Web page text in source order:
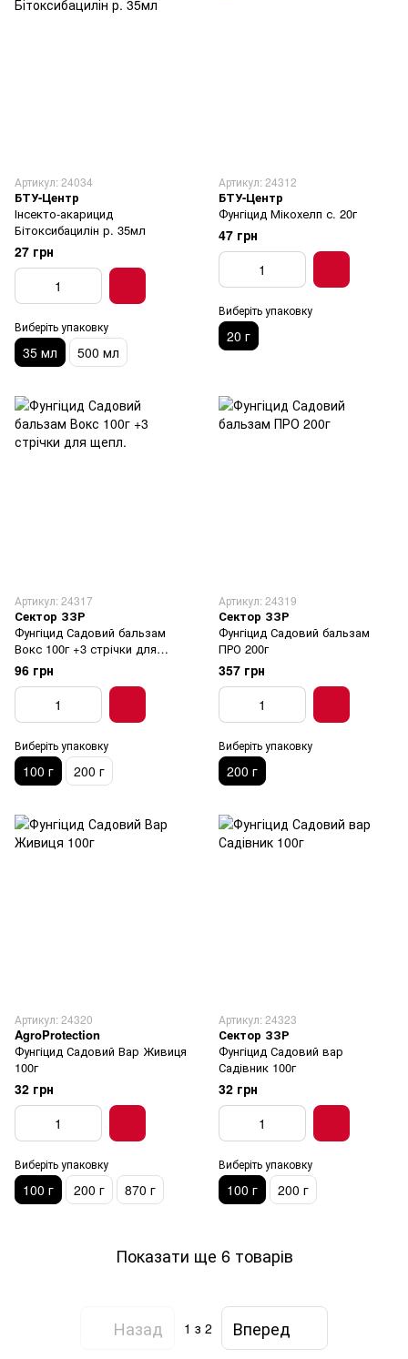
Артикул: 24034
БТУ-Центр
Інсекто-акарицид
Бітоксибацилін р. 35мл
27 грн
Виберіть упаковку
35 мл 500 мл
Артикул: 24312
БТУ-Центр
Фунгіцид Мікохелп с. 20г
47 грн
Виберіть упаковку
20 г
Артикул: 24317
Сектор ЗЗР
Фунгіцид Садовий бальзам
Вокс 100г +3 стрічки для
щепл.
96 грн
Виберіть упаковку
100 г 200 г
Артикул: 24319
Сектор ЗЗР
Фунгіцид Садовий бальзам
ПРО 200г
357 грн
Виберіть упаковку
200 г
Артикул: 24320
AgroProtection
Фунгіцид Садовий Вар Живиця
100г
32 грн
Виберіть упаковку
100 г 200 г 870 г
Артикул: 24323
Сектор ЗЗР
Фунгіцид Садовий вар
Садівник 100г
32 грн
Виберіть упаковку
100 г 200 г
Показати ще 6 товарів
Назад 1 з 2 Вперед